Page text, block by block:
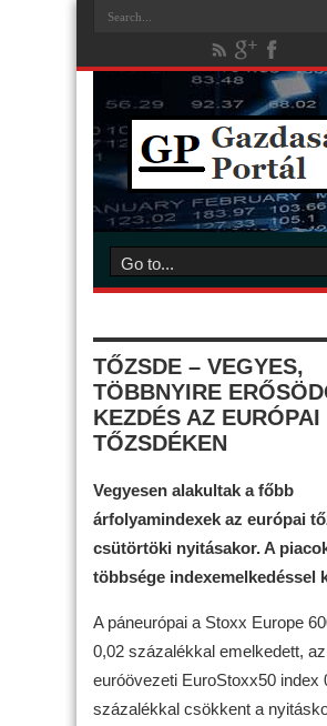
TŐZSDE – VEGYES,
TÖBBNYIRE
KEZDÉS AZ EURÓPAI
TŐZSDÉKEN
Vegyesen alakultak a főbb
árfolyamindexek az európai
csütörtöki nyitásakor. A
többsége indexemelkedéssel
A páneurópai a Stoxx Europe
0,02 százalékkal emelkedett, az
euróövezeti EuroStoxx50 index
százalékkal csökkent a